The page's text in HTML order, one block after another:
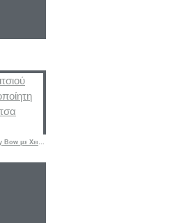
Σετ Βάπτισης Κοριτσιού Cherry Bow με Χειροποίητη Ζωγραφισμένη Βαλίτσα Τρόλεϊ